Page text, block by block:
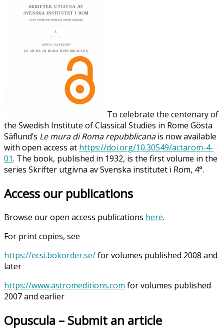
To celebrate the centenary of
the Swedish Institute of Classical Studies in Rome Gösta
Säflund’s Le mura di Roma repubblicanais now available
with open access at https://doi.org/10.30549/actarom-4-
01. The book, published in 1932, is the first volume in the
series Skrifter utgivna av Svenska institutet i Rom, 4°.
Access our publications
Browse our open access publications here.
For print copies, see
https://ecsi.bokorder.se/for volumes published 2008 and
later
https://www.astromeditions.com for volumes published
2007 and earlier
Opuscula – Submit an article